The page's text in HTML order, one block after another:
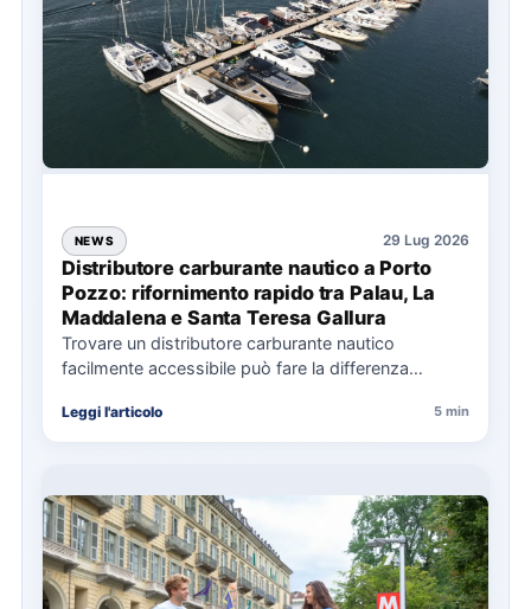
NEWS 29 Lug 2026
Distributore carburante nautico a Porto
Pozzo: rifornimento rapido tra Palau, La
Maddalena e Santa Teresa Gallura
Trovare un distributore carburante nautico
facilmente accessibile può fare la differenza
soprattutto…
Leggi l'articolo 5 min